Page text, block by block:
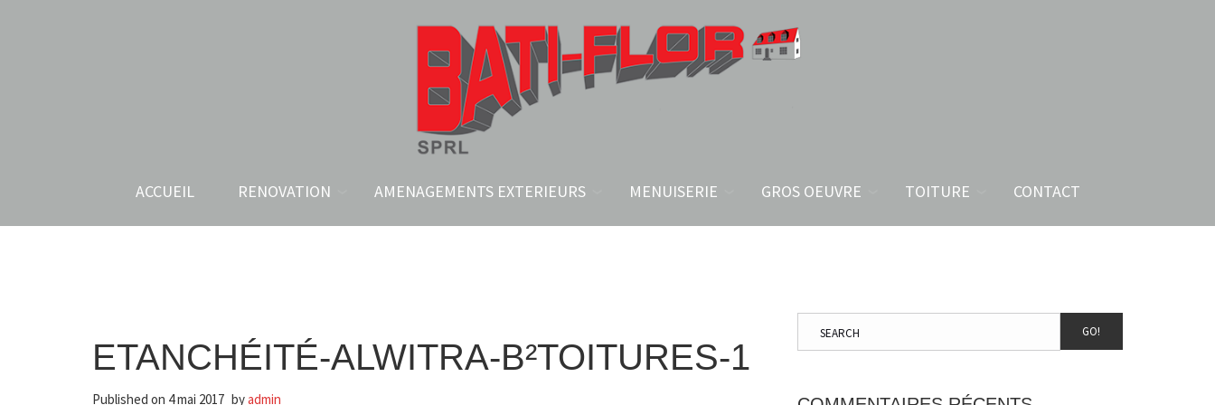
ACCUEIL RENOVATION AMENAGEMENTS EXTERIEURS MENUISERIE GROS OEUVRE TOITURE CONTACT
ETANCHÉITÉ-ALWITRA-B²TOITURES-1
Published on 4 mai 2017 byadmin
GO!